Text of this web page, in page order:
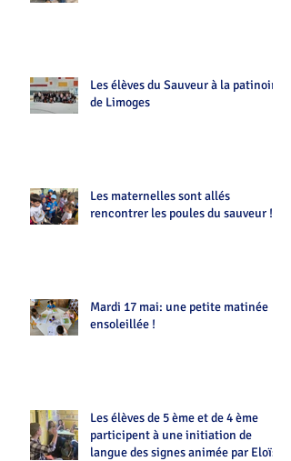
Les élèves du Sauveur à la patinoire
de Limoges
Les maternelles sont allés
rencontrer les poules du sauveur !!
Mardi 17 mai: une petite matinée
ensoleillée !
Les élèves de 5 ème et de 4 ème
participent à une initiation de
langue des signes animée par Eloïse